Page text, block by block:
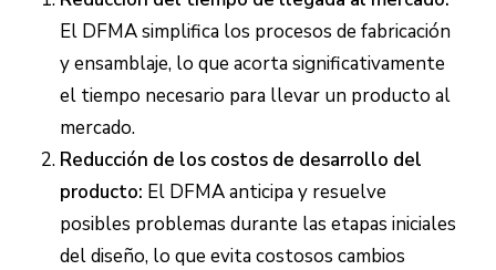
El DFMA simplifica los procesos de fabricación
y ensamblaje, lo que acorta significativamente
el tiempo necesario para llevar un producto al
mercado.
Reducción de los costos de desarrollo del
producto: El DFMA anticipa y resuelve
posibles problemas durante las etapas iniciales
del diseño, lo que evita costosos cambios